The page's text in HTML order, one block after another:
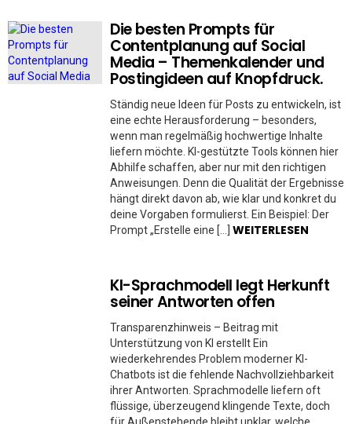
Die besten Prompts für
Contentplanung auf Social
Media – Themenkalender und
Postingideen auf Knopfdruck.
Ständig neue Ideen für Posts zu entwickeln, ist
eine echte Herausforderung – besonders,
wenn man regelmäßig hochwertige Inhalte
liefern möchte. KI-gestützte Tools können hier
Abhilfe schaffen, aber nur mit den richtigen
Anweisungen. Denn die Qualität der Ergebnisse
hängt direkt davon ab, wie klar und konkret du
deine Vorgaben formulierst. Ein Beispiel: Der
Prompt „Erstelle eine […] WEITERLESEN
KI-Sprachmodell legt Herkunft
seiner Antworten offen
Transparenzhinweis – Beitrag mit
Unterstützung von KI erstellt Ein
wiederkehrendes Problem moderner KI-
Chatbots ist die fehlende Nachvollziehbarkeit
ihrer Antworten. Sprachmodelle liefern oft
flüssige, überzeugend klingende Texte, doch